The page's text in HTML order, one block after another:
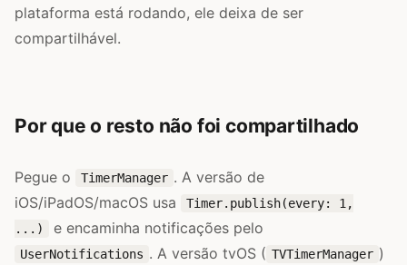
plataforma está rodando, ele deixa de ser
compartilhável.
Por que o resto não foi compartilhado
Pegue o TimerManager . A versão de
iOS/iPadOS/macOS usa
Timer.publish(every: 1,
...)
e encaminha notificações pelo
UserNotifications . A versão tvOS ( TVTimerManager )